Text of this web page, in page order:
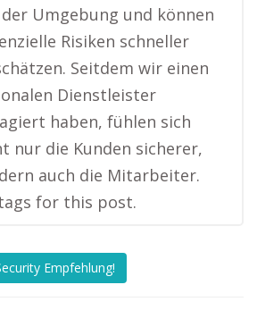
Umgebung und können
Risiken schneller
Seitdem wir einen
Dienstleister
haben, fühlen sich
nur die Kunden sicherer,
auch die Mitarbeiter.
for this post.
Empfehlung!